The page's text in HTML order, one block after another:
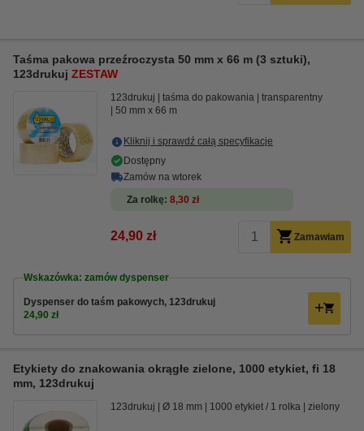
Taśma pakowa przeźroczysta 50 mm x 66 m (3 sztuki),
123drukuj ZESTAW
123drukuj taśma do pakowania
transparentny
50 mm x 66 m
Kliknij i sprawdź całą specyfikacje
Dostępny
Zamów na wtorek
Za rolkę 8,30 zł
24,90 zł Zamawiam
Wskazówka: zamów dyspenser
Dyspenser do taśm pakowych, 123drukuj
24,90 zł
Etykiety do znakowania okrągłe zielone, 1000 etykiet, fi 18
mm, 123drukuj
123drukuj Ø 18 mm 1000 etykiet / 1 rolka zielony